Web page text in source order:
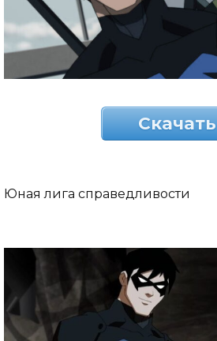
Скачать
Юная лига справедливости